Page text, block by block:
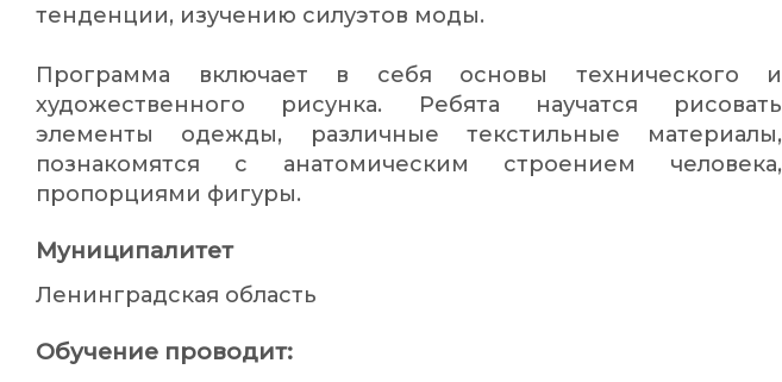
тенденции, изучению силуэтов моды.
Программа включает в себя основы технического и
художественного рисунка. Ребята научатся рисовать
элементы одежды, различные текстильные материалы,
познакомятся с анатомическим строением человека,
пропорциями фигуры.
Муниципалитет
Ленинградская область
Обучение проводит: